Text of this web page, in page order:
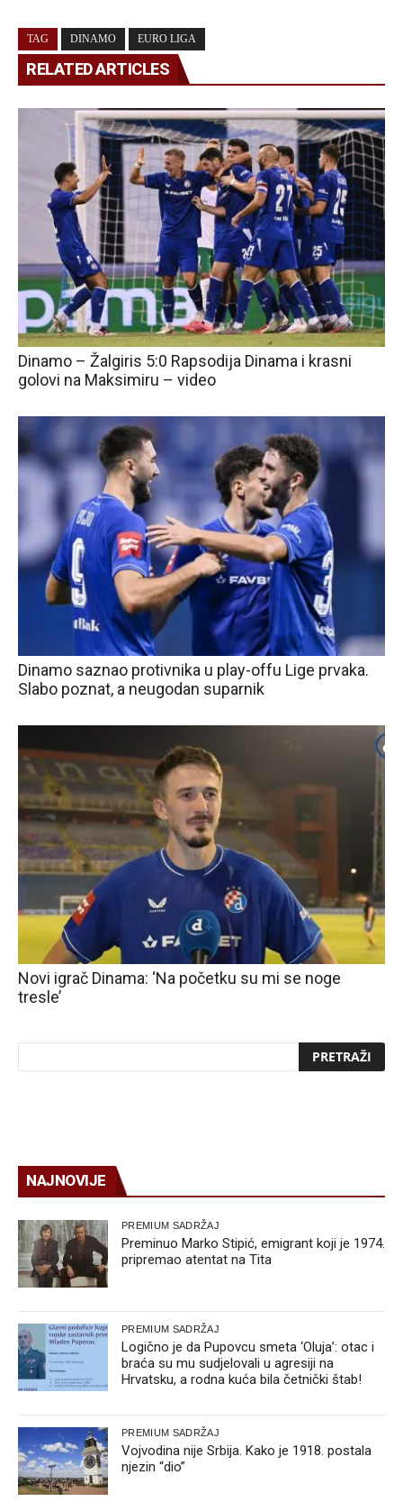
TAG DINAMO EURO LIGA
RELATED ARTICLES
Dinamo – Žalgiris 5:0 Rapsodija Dinama i krasni
golovi na Maksimiru – video
Dinamo saznao protivnika u play-offu Lige prvaka.
Slabo poznat, a neugodan suparnik
Novi igrač Dinama: ‘Na početku su mi se noge
tresle’
NAJNOVIJE
PREMIUM SADRŽAJ
Preminuo Marko Stipić, emigrant koji je 1974.
pripremao atentat na Tita
PREMIUM SADRŽAJ
Logično je da Pupovcu smeta ‘Oluja’: otac i
braća su mu sudjelovali u agresiji na
Hrvatsku, a rodna kuća bila četnički štab!
PREMIUM SADRŽAJ
Vojvodina nije Srbija. Kako je 1918. postala
njezin “dio”